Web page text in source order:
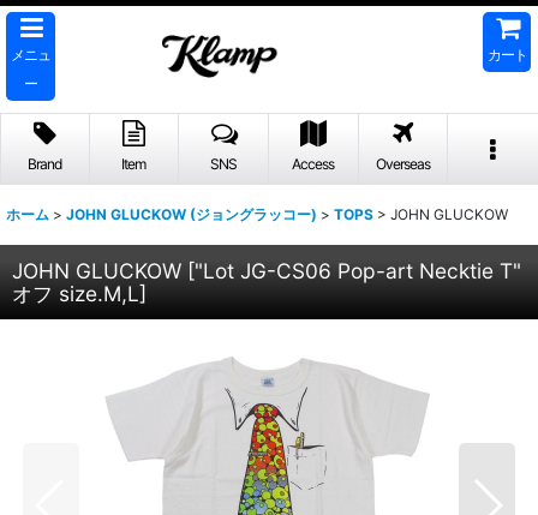
メニュ
ー
カート
Brand Item SNS Access Overseas
ホーム > JOHN GLUCKOW (ジョングラッコー) > TOPS > JOHN GLUCKOW
JOHN GLUCKOW ["Lot JG-CS06 Pop-art Necktie T"
オフ size.M,L]